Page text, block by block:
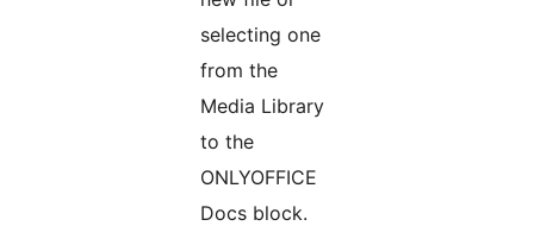
selecting one
from the
Media Library
to the
ONLYOFFICE
Docs block.